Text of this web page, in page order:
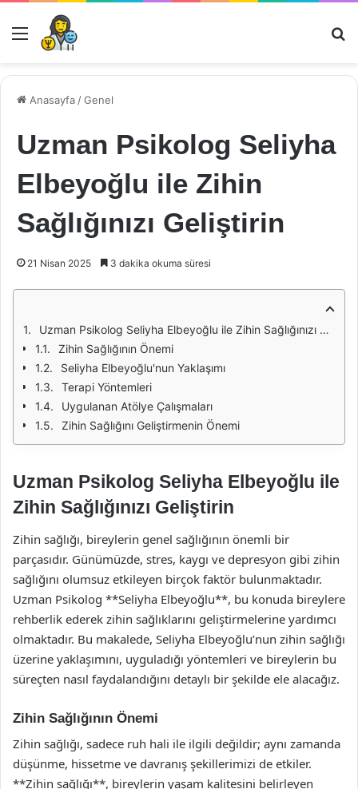
Menü
Anasayfa /Genel
Uzman Psikolog Seliyha
Elbeyoğlu ile Zihin
Sağlığınızı Geliştirin
21 Nisan 2025 3 dakika okuma süresi
Uzman Psikolog Seliyha Elbeyoğlu ile Zihin Sağlığınızı Geliştirin
Zihin Sağlığının Önemi
Seliyha Elbeyoğlu'nun Yaklaşımı
Terapi Yöntemleri
Uygulanan Atölye Çalışmaları
Zihin Sağlığını Geliştirmenin Önemi
Uzman Psikolog Seliyha Elbeyoğlu ile
Zihin Sağlığınızı Geliştirin
Zihin sağlığı, bireylerin genel sağlığının önemli bir
parçasıdır. Günümüzde, stres, kaygı ve depresyon gibi zihin
sağlığını olumsuz etkileyen birçok faktör bulunmaktadır.
Uzman Psikolog **Seliyha Elbeyoğlu**, bu konuda bireylere
rehberlik ederek zihin sağlıklarını geliştirmelerine yardımcı
olmaktadır. Bu makalede, Seliyha Elbeyoğlu’nun zihin sağlığı
üzerine yaklaşımını, uyguladığı yöntemleri ve bireylerin bu
süreçten nasıl faydalandığını detaylı bir şekilde ele alacağız.
Zihin Sağlığının Önemi
Zihin sağlığı, sadece ruh hali ile ilgili değildir; aynı zamanda
düşünme, hissetme ve davranış şekillerimizi de etkiler.
**Zihin sağlığı**, bireylerin yaşam kalitesini belirleyen